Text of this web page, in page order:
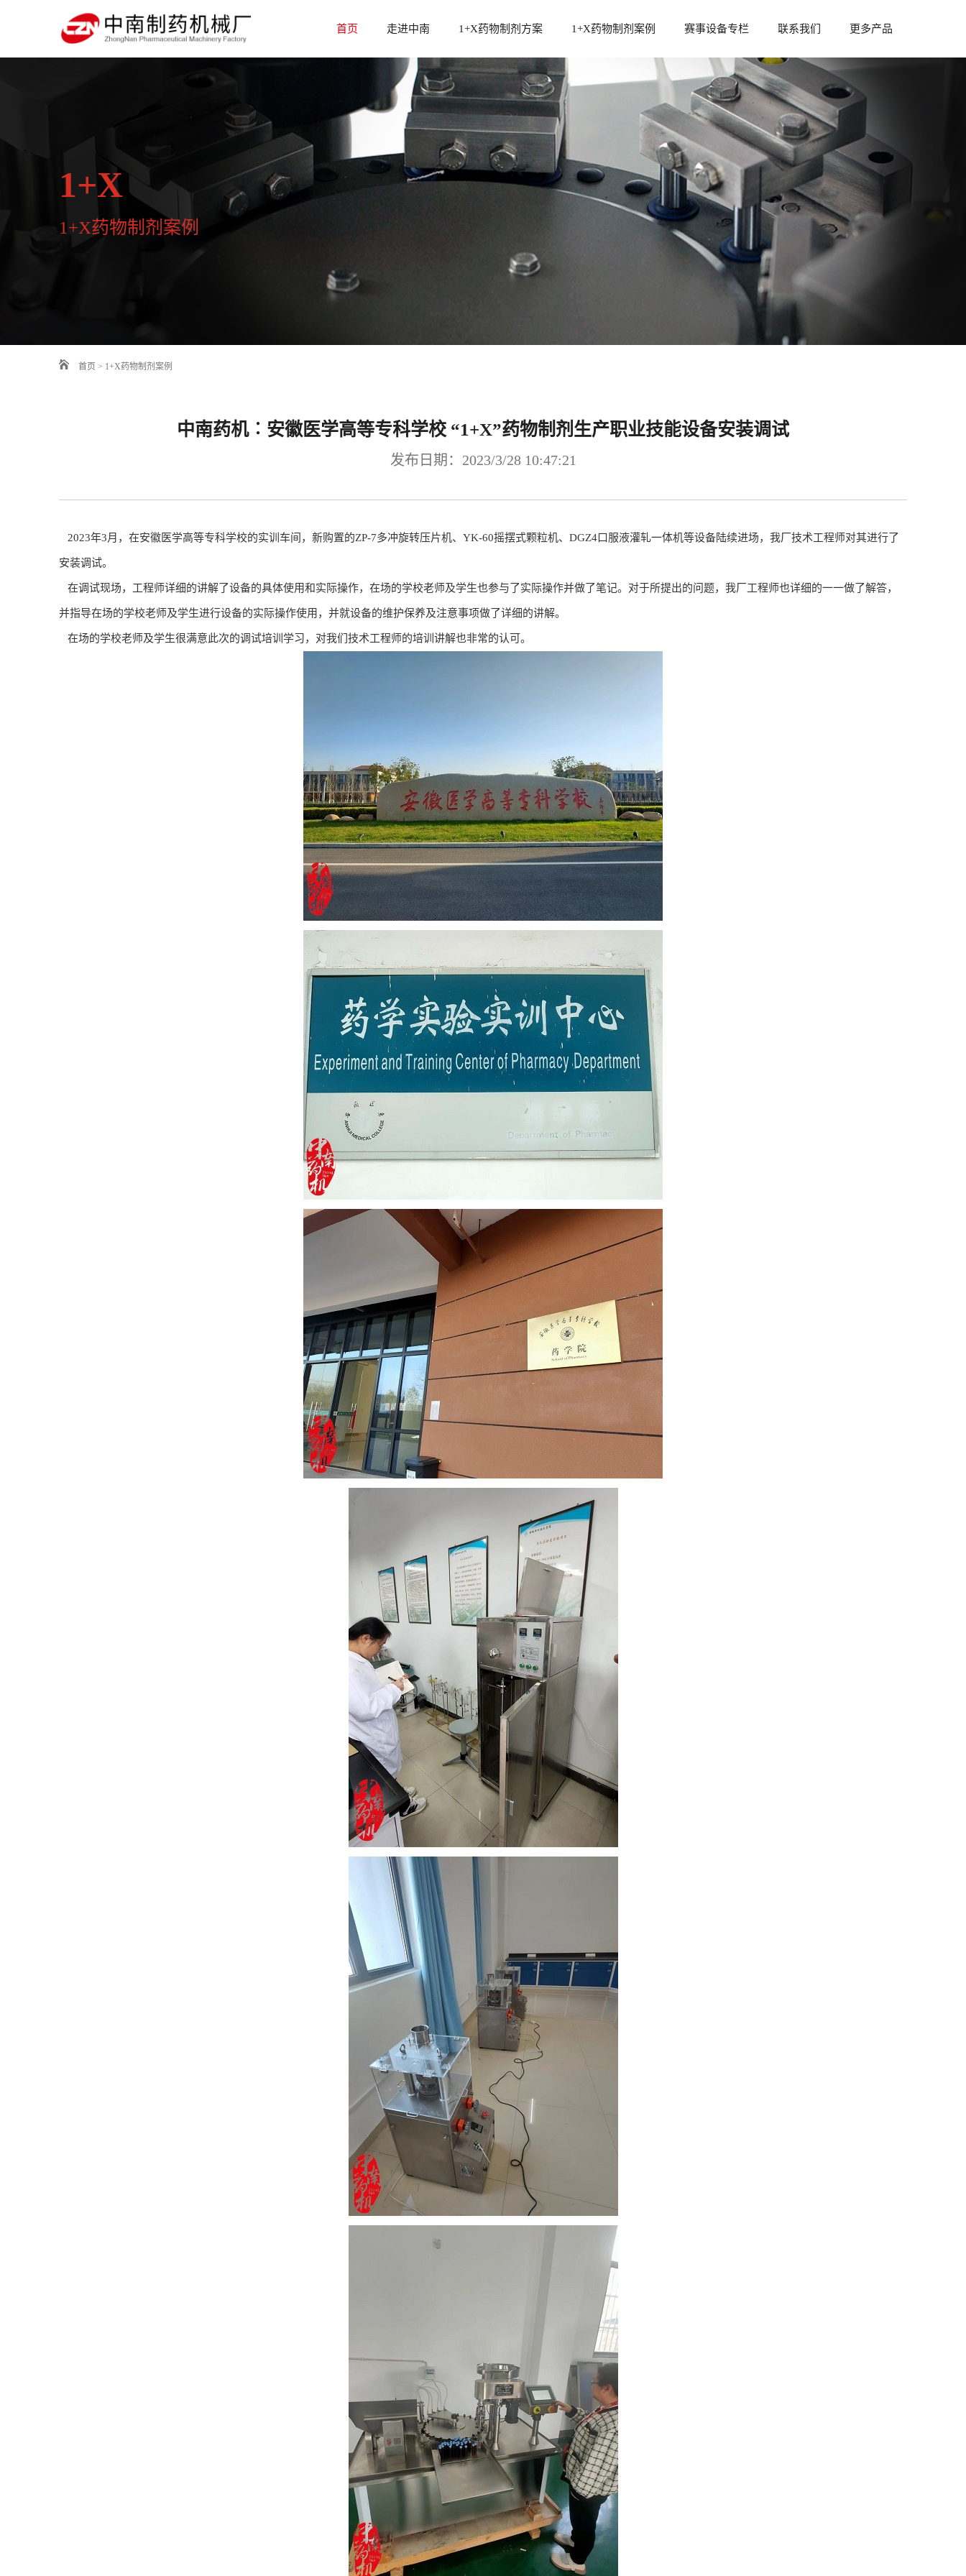
首页 走进中南
中南介绍
发展历程
资质荣誉
中南制药机械厂总部座落在长沙市国家高
新技术产业区，是获得国家创新基金支持
1+X药物制剂方案
1+x方案设计及标准配置
1+x固体制剂设备方案
1+x液体制剂设备方案
后段整体包装设备
冻干粉针剂生产线
辅助设备
中南药机提供的“1+X”药物制剂设备方
案，包含固体制剂设备方案、液体制剂设
备方案，均可满足“1+X”药物制剂设备要
1+X药物制剂案例 赛事设备专栏
参与赛事
赛事资料
赛事设备
赛事资讯
赛事合作
中南药机曾参与多省市制药行业制药技能
比赛，为各比赛赛事提供赛事设备及技术
支持，拥有丰富赛事承办经验，可提供赛
事举办合作支持...
联系我们 更多产品
1+X
1+X药物制剂案例
首页 > 1+X药物制剂案例
中南药机︰安徽医学高等专科学校 “1+X”药物制剂生产职业技能设备安装调试
发布日期：2023/3/28 10:47:21
2023年3月，在安徽医学高等专科学校的实训车间，新购置的ZP-7多冲旋转压片机、YK-60摇摆式颗粒机、DGZ4口服液灌轧一体机等设备陆续进场，我厂技术工程师对其进行了
安装调试。
在调试现场，工程师详细的讲解了设备的具体使用和实际操作，在场的学校老师及学生也参与了实际操作并做了笔记。对于所提出的问题，我厂工程师也详细的一一做了解答，
并指导在场的学校老师及学生进行设备的实际操作使用，并就设备的维护保养及注意事项做了详细的讲解。
在场的学校老师及学生很满意此次的调试培训学习，对我们技术工程师的培训讲解也非常的认可。